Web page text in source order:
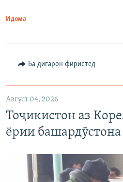
Идома
Ба дигарон фиристед
Август 04, 2026
Тоҷикистон аз
ёрии